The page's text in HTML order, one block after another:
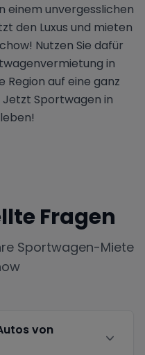
einem unvergesslichen
den Luxus und mieten
Nutzen Sie dafür
in
Region auf eine ganz
Jetzt Sportwagen in
Fragen
Sportwagen-Miete
von